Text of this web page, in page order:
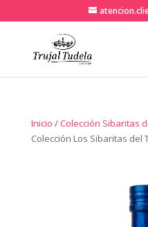
Inicio /Colección Sibaritas
Colección Los Sibaritas del